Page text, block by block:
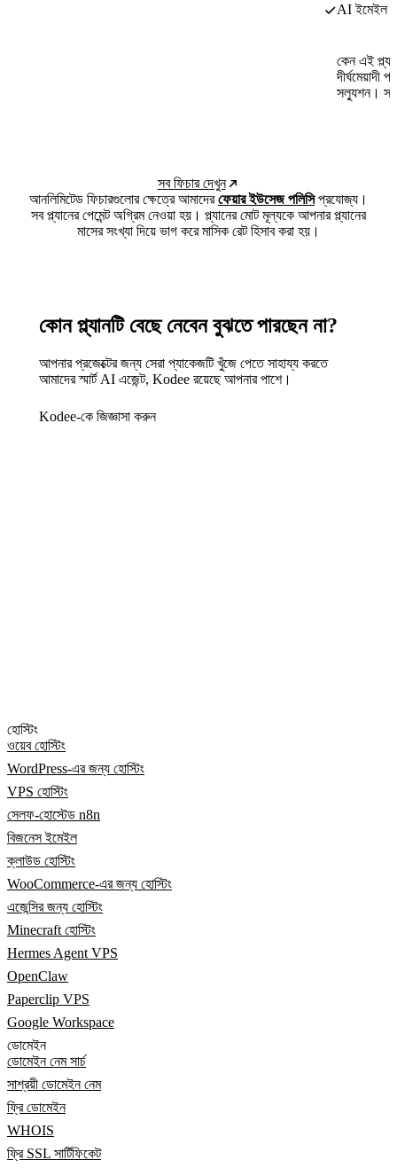
AI ইমেইল
কেন এই
দীর্ঘমেয়াদী
সল্যুশন।
সব ফিচার দেখুন
আনলিমিটেড ফিচারগুলোর ক্ষেত্রে আমাদেরফেয়ার ইউসেজ পলিসিপ্রযোজ্য।
সব প্ল্যানের পেমেন্ট অগ্রিম নেওয়া হয়। প্ল্যানের মোট মূল্যকে আপনার প্ল্যানের
মাসের সংখ্যা দিয়ে ভাগ করে মাসিক রেট হিসাব করা হয়।
কোন প্ল্যানটি বেছে নেবেন বুঝতে পারছেন না?
আপনার প্রজেক্টের জন্য সেরা প্যাকেজটি খুঁজে পেতে সাহায্য করতে
আমাদের স্মার্ট AI এজেন্ট, Kodee রয়েছে আপনার পাশে।
Kodee-কে জিজ্ঞাসা করুন
হোস্টিং
ওয়েব হোস্টিং
WordPress-এর জন্য হোস্টিং
VPS হোস্টিং
সেলফ-হোস্টেড n8n
বিজনেস ইমেইল
ক্লাউড হোস্টিং
WooCommerce-এর জন্য হোস্টিং
এজেন্সির জন্য হোস্টিং
Minecraft হোস্টিং
Hermes Agent VPS
OpenClaw
Paperclip VPS
Google Workspace
ডোমেইন
ডোমেইন নেম সার্চ
সাশ্রয়ী ডোমেইন নেম
ফ্রি ডোমেইন
WHOIS
ফ্রি SSL সার্টিফিকেট